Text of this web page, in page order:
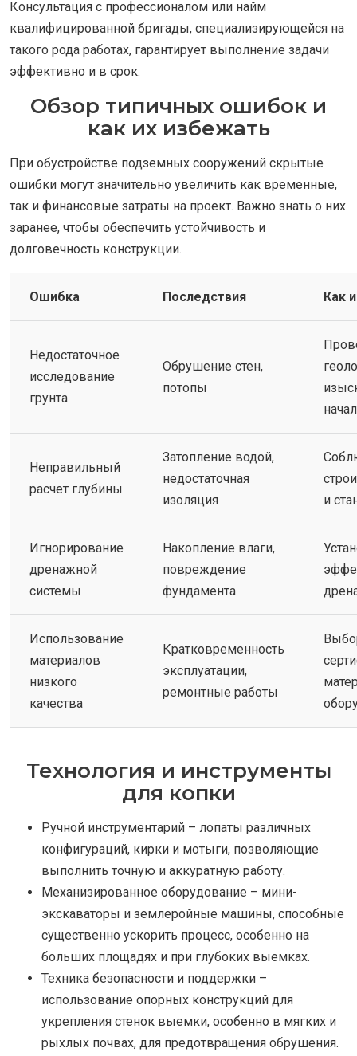
Консультация с профессионалом или найм
квалифицированной бригады, специализирующейся на
такого рода работах, гарантирует выполнение задачи
эффективно и в срок.
Обзор типичных ошибок и
как их избежать
При обустройстве подземных сооружений скрытые
ошибки могут значительно увеличить как временные,
так и финансовые затраты на проект. Важно знать о них
заранее, чтобы обеспечить устойчивость и
долговечность конструкции.
Ошибка Последствия Как
Недостаточное
исследование
грунта
Обрушение стен,
потопы
Неправильный
расчет глубины
Затопление водой,
недостаточная
изоляция
и
Игнорирование
дренажной
системы
Накопление влаги,
повреждение
фундамента
Использование
материалов
низкого
качества
Кратковременность
эксплуатации,
ремонтные работы
Технология и инструменты
для копки
Ручной инструментарий – лопаты различных
конфигураций, кирки и мотыги, позволяющие
выполнить точную и аккуратную работу.
Механизированное оборудование – мини-
экскаваторы и землеройные машины, способные
существенно ускорить процесс, особенно на
больших площадях и при глубоких выемках.
Техника безопасности и поддержки –
использование опорных конструкций для
укрепления стенок выемки, особенно в мягких и
рыхлых почвах, для предотвращения обрушения.